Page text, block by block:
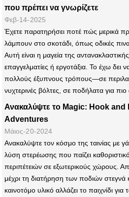
που πρέπει να γνωρίζετε
Φεβ-14-2025
Έχετε παρατηρήσει ποτέ πώς μερικά
λάμπουν στο σκοτάδι, όπως οδικές
Αυτή είναι η μαγεία της
επαγγελματίες ή εργοτάξια. Το έχω δει
πολλούς έξυπνους τρόπους—σε
νυχτερινές βόλτες, σε ποδήλατα για πιο
Ανακαλύψτε το Magic: Hook
Adventures
Μάιος-20-2024
Ανακαλύψτε τον κόσμο της ταινίας με
λύση στερέωσης που παίζει
περιπέτειών σε εξωτερικούς χώρους.
μέχρι τη διατήρηση των ποδιών
καινοτόμο υλικό αλλάζει το παιχνίδι